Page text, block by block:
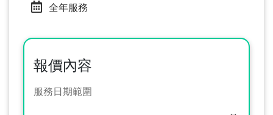
全年服務
報價內容
服務日期範圍